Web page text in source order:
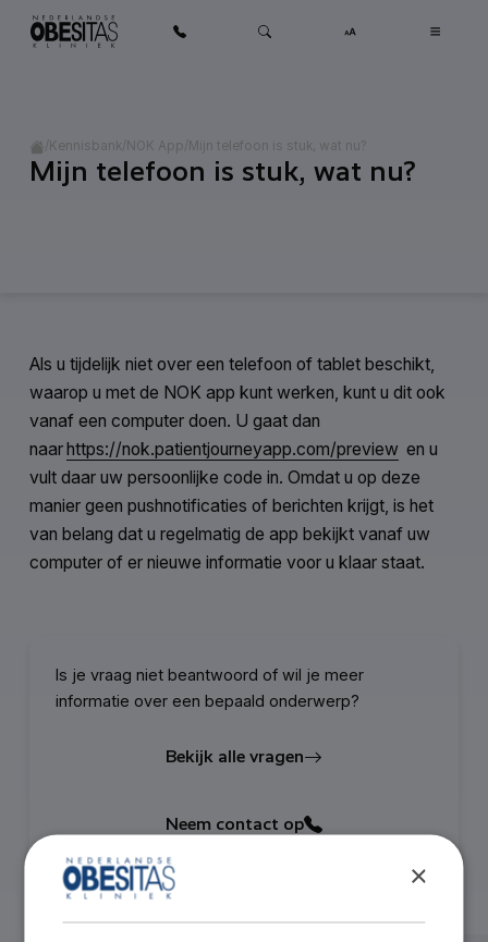
Ga naar inhoud
Home
/Kennisbank/NOK App/Mijn telefoon is stuk, wat nu?
Categorie:NOK App
Mijn telefoon is stuk, wat nu?
Als u tijdelijk niet over een telefoon of tablet beschikt,
waarop u met de NOK app kunt werken, kunt u dit ook
vanaf een computer doen. U gaat dan
naar https://nok.patientjourneyapp.com/preview en u
vult daar uw persoonlijke code in. Omdat u op deze
manier geen pushnotificaties of berichten krijgt, is het
van belang dat u regelmatig de app bekijkt vanaf uw
computer of er nieuwe informatie voor u klaar staat.
Is je vraag niet beantwoord of wil je meer
informatie over een bepaald onderwerp?
Bekijk alle vragen
Neem contact op
×